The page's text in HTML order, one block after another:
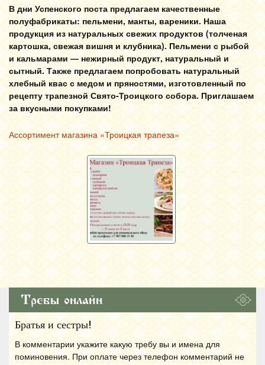
В дни Успенского поста предлагаем качественные
полуфабрикаты:пельмени, манты,вареники. Наша
продукцияиз натуральных свежих продуктов (толченая
картошка, свежая вишня и клубника). Пельмени с рыбой
и кальмарами —нежирный продукт, натуральный и
сытный. Также предлагаем попробовать натуральный
хлебный квас с медом и пряностями, изготовленный по
рецепту трапезной Свято-Троицкого собора. Приглашаем
за вкусными покупками!
Ассортимент магазина «Троицкая трапеза»
Требы онлайн
Братья и сестры!
В комментарии укажите какую требу вы и имена для
поминовения. При оплате через телефон комментарий не